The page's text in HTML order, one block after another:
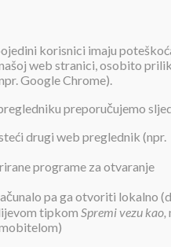
korisnici imaju
web stranici, osobito
Google Chrome).
preporučujemo
drugi web preglednik (npr.
programe za otvaranje
pa ga otvoriti lokalno
tipkomSpremi vezu kao,